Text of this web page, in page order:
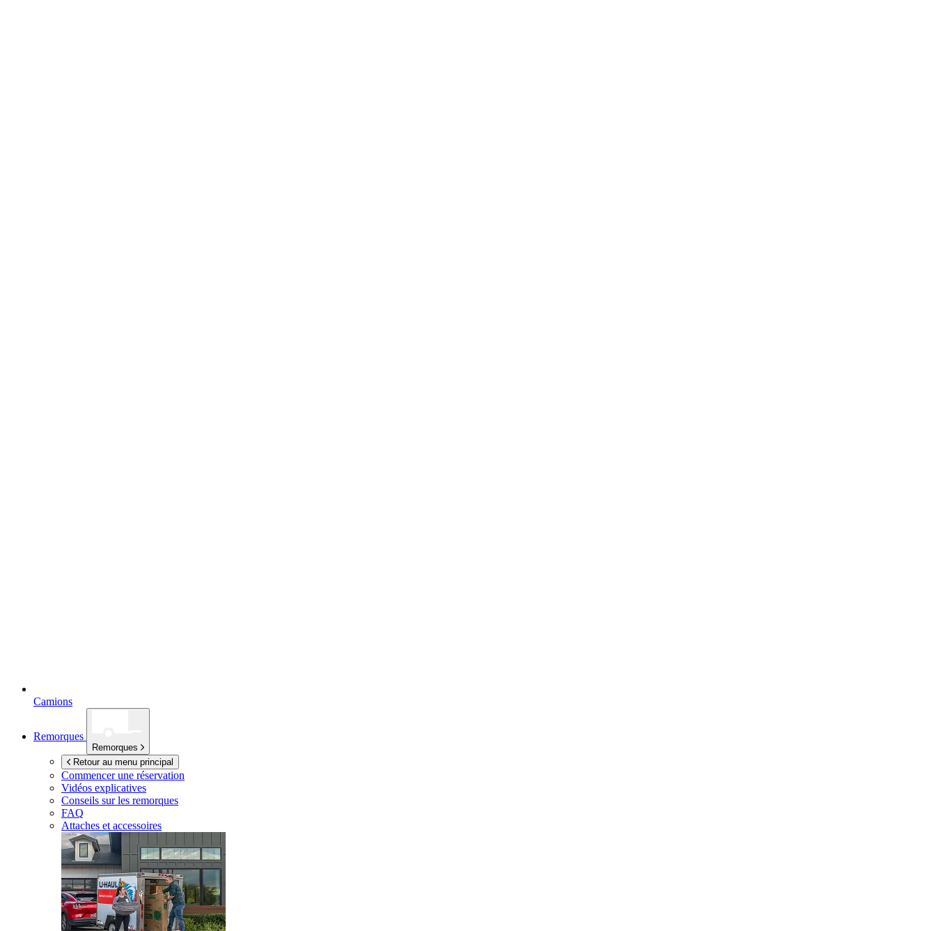
Camions
Remorques
Remorques
Retour au menu principal
Commencer une réservation
Vidéos explicatives
Conseils sur les remorques
FAQ
Attaches et accessoires